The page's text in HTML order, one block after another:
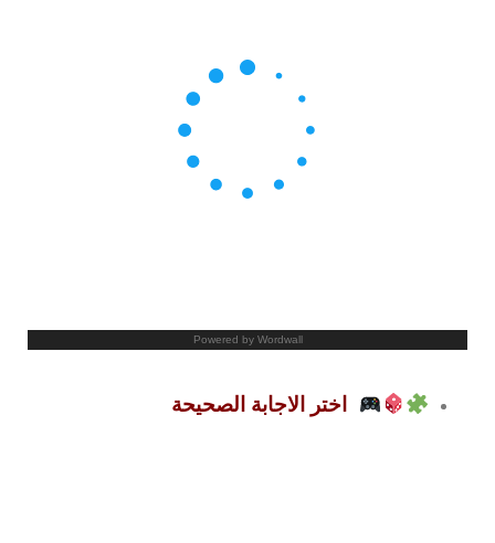
اختر الاجابة الصحيحة